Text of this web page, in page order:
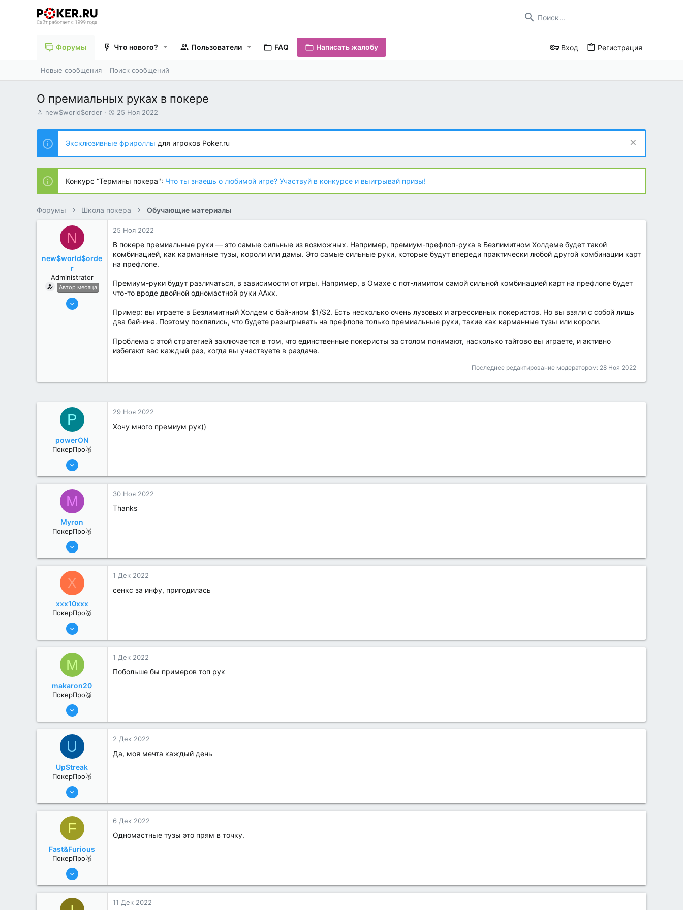
Форумы Что нового? Пользователи FAQ Написать жалобу Вход Регистрация
Новые сообщения Поиск сообщений
О премиальных руках в покере
А
т
о
р
т
е
м
ы
new$world$order
Д
т
н
а
ч
л
а
25 Ноя 2022
Эксклюзивные фрироллы для игроков Poker.ru
Конкурс “Термины покера": Что ты знаешь о любимой игре? Участвуй в конкурсе и выигрывай призы!
Форумы Школа покера Обучающие материалы
N
new$world$orde
r
Administrator
Автор месяца
27 Май 2022
25 Ноя 2022
В покере премиальные руки — это самые сильные из возможных. Например, премиум-префлоп-рука в Безлимитном Холдеме будет такой
комбинацией, как карманные тузы, короли или дамы. Это самые сильные руки, которые будут впереди практически любой другой комбинации карт
на префлопе.
Премиум-руки будут различаться, в зависимости от игры. Например, в Омахе с пот-лимитом самой сильной комбинацией карт на префлопе будет
что-то вроде двойной одномастной руки AAxx.
Пример: вы играете в Безлимитный Холдем с бай-ином $1/$2. Есть несколько очень лузовых и агрессивных покеристов. Но вы взяли с собой лишь
два бай-ина. Поэтому поклялись, что будете разыгрывать на префлопе только премиальные руки, такие как карманные тузы или короли.
Проблема с этой стратегией заключается в том, что единственные покеристы за столом понимают, насколько тайтово вы играете, и активно
избегают вас каждый раз, когда вы участвуете в раздаче.
Последнее редактирование модератором: 28 Ноя 2022
P
powerON
ПокерПро🥈
6 Июн 2022
2
29 Ноя 2022
Хочу много премиум рук))
M
Myron
ПокерПро🥈
8 Июн 2022
3
30 Ноя 2022
Thanks
X
xxx10xxx
ПокерПро🥇
13 Июн 2022
1
1 Дек 2022
сенкс за инфу, пригодилась
M
makaron20
ПокерПро🥈
13 Июн 2022
0
1 Дек 2022
Побольше бы примеров топ рук
U
Up$treak
ПокерПро🥈
17 Авг 2022
2
2 Дек 2022
Да, моя мечта каждый день
F
Fast&Furious
ПокерПро🥈
6 Июн 2022
2
6 Дек 2022
Одномастные тузы это прям в точку.
11 Дек 2022